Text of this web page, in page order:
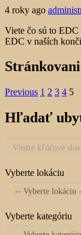
4 roky ago
Viete čo sú to
EDC v naších
Previous 1 2 3 4 5
Hľadať
Vyberte lokáciu
Vyberte kategóriu